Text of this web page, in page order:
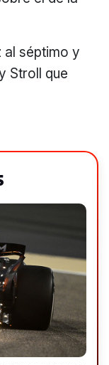
al séptimo y
Stroll que